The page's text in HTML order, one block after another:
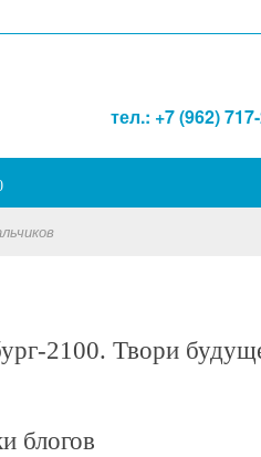
тел.: +7 (962)
2100. Твори
блогов